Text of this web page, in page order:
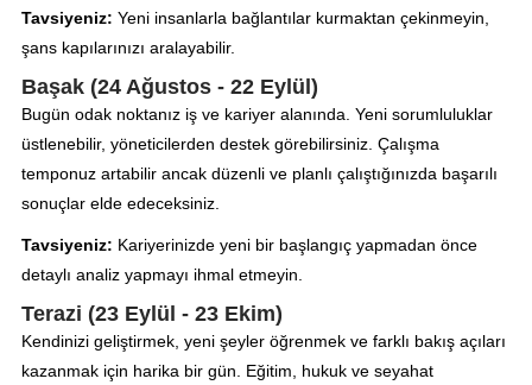
Tavsiyeniz: Yeni insanlarla bağlantılar kurmaktan çekinmeyin,
şans kapılarınızı aralayabilir.
Başak (24 Ağustos - 22 Eylül)
Bugün odak noktanız iş ve kariyer alanında. Yeni sorumluluklar
üstlenebilir, yöneticilerden destek görebilirsiniz. Çalışma
temponuz artabilir ancak düzenli ve planlı çalıştığınızda başarılı
sonuçlar elde edeceksiniz.
Tavsiyeniz: Kariyerinizde yeni bir başlangıç yapmadan önce
detaylı analiz yapmayı ihmal etmeyin.
Terazi (23 Eylül - 23 Ekim)
Kendinizi geliştirmek, yeni şeyler öğrenmek ve farklı bakış açıları
kazanmak için harika bir gün. Eğitim, hukuk ve seyahat